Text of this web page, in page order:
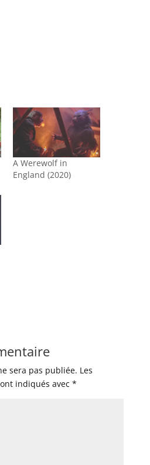
A Werewolf in
England (2020)
sera pas publiée. Les
indiqués avec *